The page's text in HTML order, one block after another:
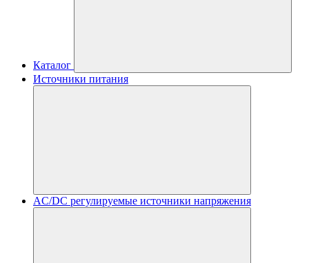
Каталог
Источники питания
AC/DC регулируемые источники напряжения